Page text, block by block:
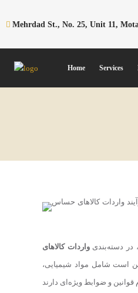
Mehrdad St., No. 25, Unit 11,
Home Services
در دسته‌بندیواردات کالاهای
است شامل مواد شیمیایی،